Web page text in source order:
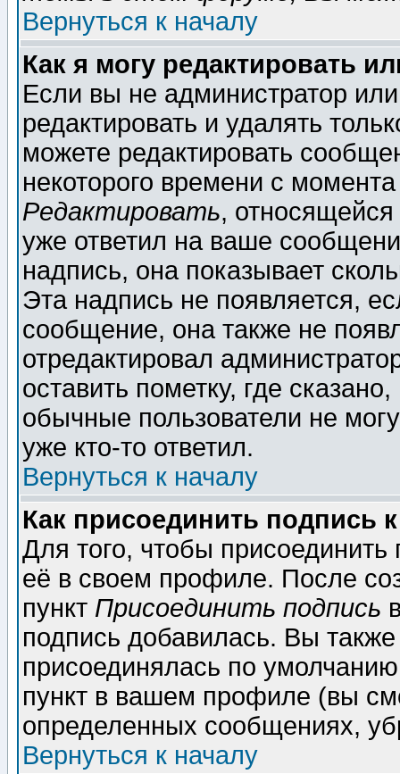
Вернуться к началу
Как я могу редактировать
Если вы не администратор
редактировать и удалять
можете редактировать
некоторого времени с
Редактировать,
уже ответил на ваше
надпись, она показывает
Эта надпись не появляется,
сообщение, она также не
отредактировал
оставить пометку, где
обычные пользователи не
уже кто-то ответил.
Вернуться к началу
Как присоединить подпись
Для того, чтобы
её в своем профиле. После
пункт Присоединить подпись
подпись добавилась. Вы
присоединялась по
пункт в вашем профиле (вы
определенных сообщениях,
Вернуться к началу